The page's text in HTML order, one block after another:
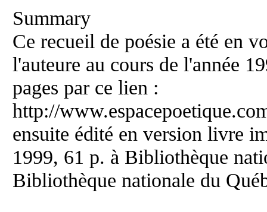
Summary
Ce recueil de poésie a été en
l'auteure au cours de l'année
pages par ce lien :
http://
ensuite édité en version livre
1999, 61 p. à Bibliothèque
Bibliothèque nationale du